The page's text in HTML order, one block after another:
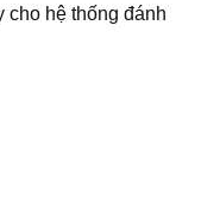
cho hệ thống đánh